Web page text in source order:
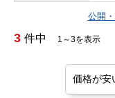
公開
3 件中 1～3を表示